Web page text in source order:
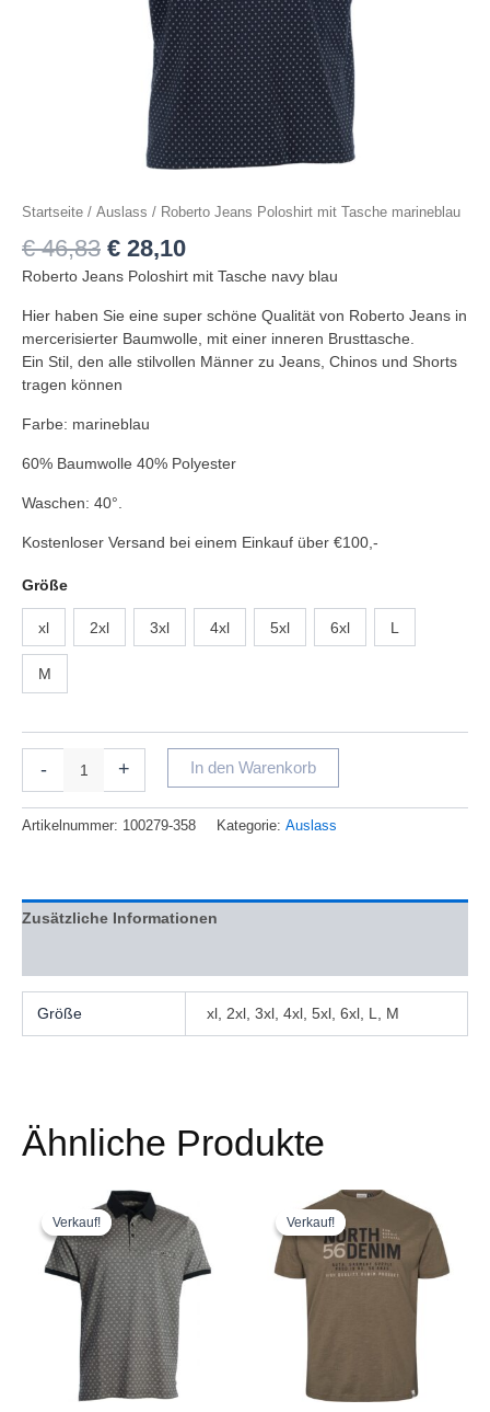
Startseite / Auslass / Roberto Jeans Poloshirt mit Tasche marineblau
€46,83 € 28,10
Roberto Jeans Poloshirt mit Tasche navy blau
Hier haben Sie eine super schöne Qualität von Roberto Jeans in
mercerisierter Baumwolle, mit einer inneren Brusttasche.
Ein Stil, den alle stilvollen Männer zu Jeans, Chinos und Shorts
tragen können
Farbe: marineblau
60% Baumwolle 40% Polyester
Waschen: 40°.
Kostenloser Versand bei einem Einkauf über €100,-
Größe
xl 2xl 3xl 4xl 5xl 6xl L
M
- + In den Warenkorb
Artikelnummer: 100279-358 Kategorie: Auslass
Zusätzliche Informationen
Größe xl, 2xl, 3xl, 4xl, 5xl, 6xl, L, M
Ähnliche Produkte
Verkauf!
Verkauf!
Ursprünglicher
Preis
war:
€ 60,21
Aktueller
Preis
ist:
€ 36,13.
Produkt
weist
mehrere
Varianten
Optionen
können
Verkauf!
Verkauf!
Ursprünglicher
Preis
war:
€ 26,76
Aktueller
ist:
€ 16,06.
Dieses
Produkt
weist
mehrere
Varianten
Optionen
können